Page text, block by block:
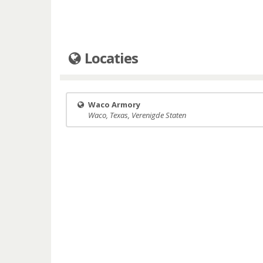
Locaties
Waco Armory
Waco, Texas, Verenigde Staten